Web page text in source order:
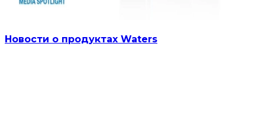
Новости о продуктах Waters